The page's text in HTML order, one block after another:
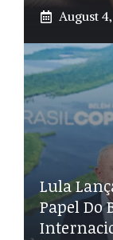
August
Lula
Papel Do